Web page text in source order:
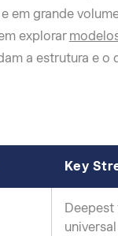
em grande
explorar
a estrutura e o
Key
Deepest